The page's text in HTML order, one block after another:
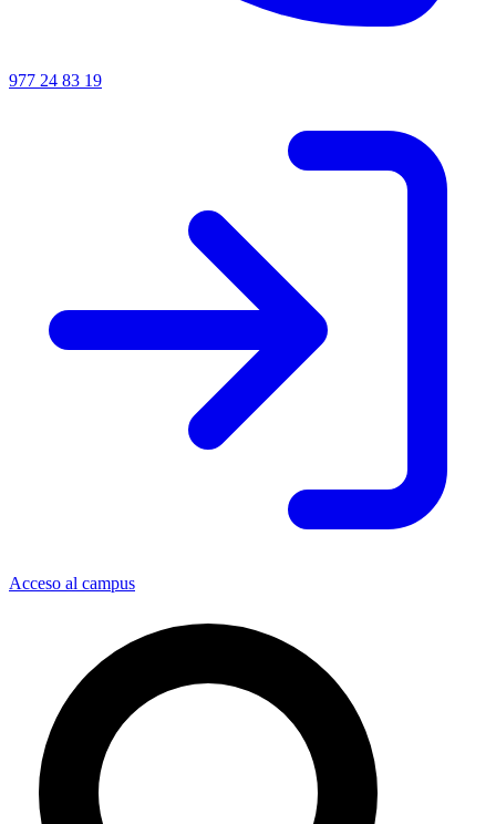
977 24 83 19
Acceso al campus